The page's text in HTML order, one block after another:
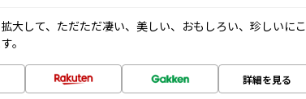
大して、ただただ凄い、美しい、おもしろい、珍しいにこ
。
詳細を見る